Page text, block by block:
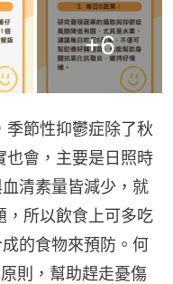
+6
季節性抑鬱症除了秋
也會，主要是日照時
清素量皆減少，就
，所以飲食上可多吃
的食物來預防。何
則，幫助趕走憂傷